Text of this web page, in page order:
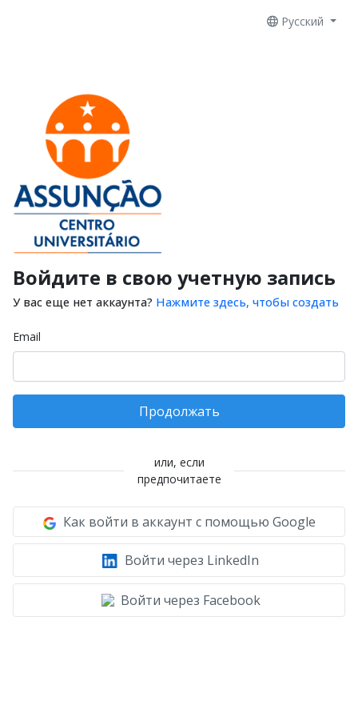
Русский
Войдите в свою учетную запись
У вас еще нет аккаунта? Нажмите здесь, чтобы создать
Email
Продолжать
или, если
предпочитаете
Как войти в аккаунт с помощью Google
Войти через LinkedIn
Войти через Facebook